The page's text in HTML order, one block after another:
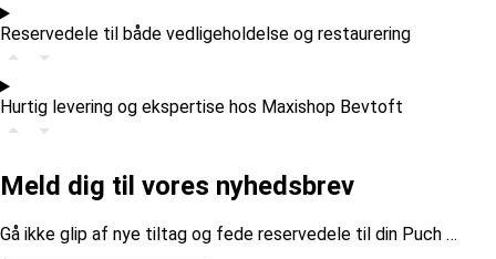
Reservedele til både vedligeholdelse og restaurering
Hurtig levering og ekspertise hos Maxishop Bevtoft
Meld dig til vores nyhedsbrev
​Gå ikke glip af nye tiltag og fede reservedele til din Puch …